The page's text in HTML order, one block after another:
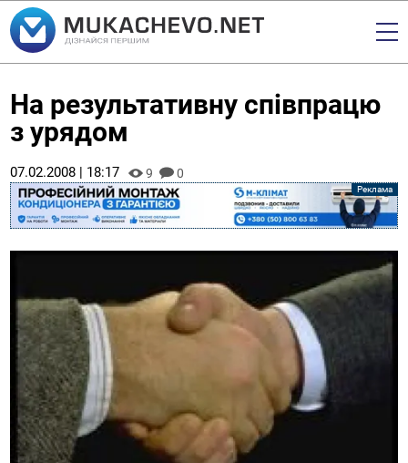
На результативну співпрацю
з урядом
07.02.2008 | 18:17 9 0